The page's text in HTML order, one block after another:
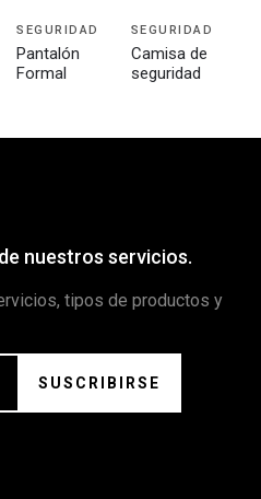
SEGURIDAD
Pantalón
Formal
SEGURIDAD
Camisa de
seguridad
nuestros servicios.
tipos de productos y
SUSCRIBIRSE